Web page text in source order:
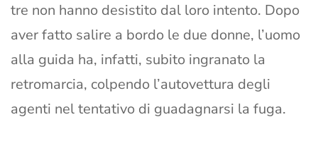
tre non hanno desistito dal loro intento. Dopo
aver fatto salire a bordo le due donne, l’uomo
alla guida ha, infatti, subito ingranato la
retromarcia, colpendo l’autovettura degli
agenti nel tentativo di guadagnarsi la fuga.